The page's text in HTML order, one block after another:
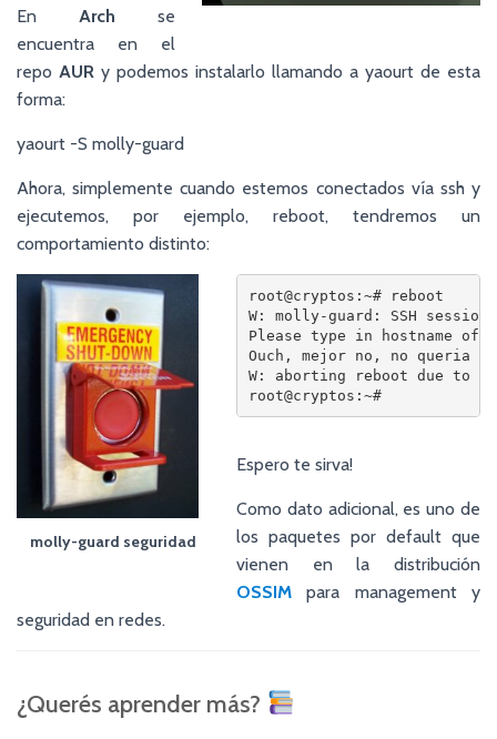
En Arch se
encuentra en el
repo AUR y podemos instalarlo llamando a yaourt de esta
forma:
yaourt -S molly-guard
Ahora, simplemente cuando estemos conectados vía ssh y
ejecutemos, por ejemplo, reboot, tendremos un
comportamiento distinto:
molly-guard seguridad
root@cryptos:~# reboot
W: molly-guard: SSH
Please type in hostname of
Ouch, mejor no, no queria
W: aborting reboot due to
root@cryptos:~#
Espero te sirva!
Como dato adicional, es uno de
los paquetes por default que
vienen en la distribución
OSSIM para management y
seguridad en redes.
¿Querés aprender más?